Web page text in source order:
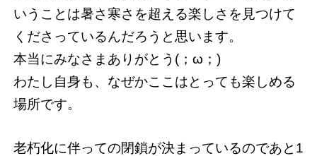
いうことは暑さ寒さを超える楽しさを見つけて
くださっているんだろうと思います。
本当にみなさまありがとう(；ω；)
わたし自身も、なぜかここはとっても楽しめる
場所です。
老朽化に伴っての閉鎖が決まっているのであと1